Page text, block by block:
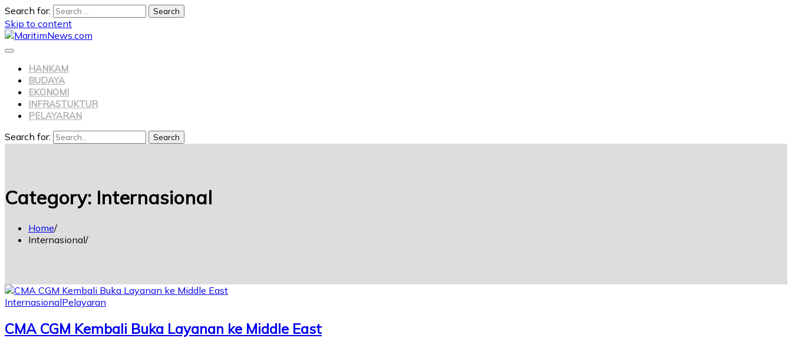
Search for:
Skip to content
HANKAM
BUDAYA
EKONOMI
INFRASTUKTUR
PELAYARAN
Search for: Search
Category: Internasional
Home
Internasional
InternasionalPelayaran
CMA CGM Kembali Buka Layanan ke Middle East